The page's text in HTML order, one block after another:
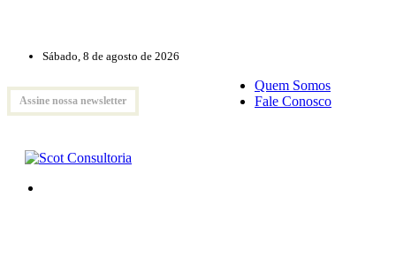
Sábado, 8 de agosto de 2026
Assine nossa newsletter
Quem Somos
Fale Conosco